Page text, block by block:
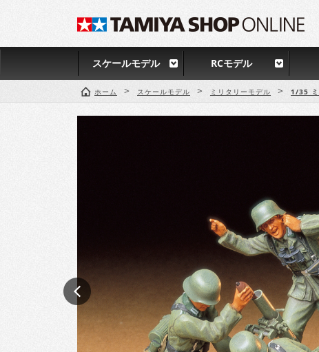
スケールモデル RCモデル
ホーム > スケールモデル > ミリタリーモデル > 1/35 ミ